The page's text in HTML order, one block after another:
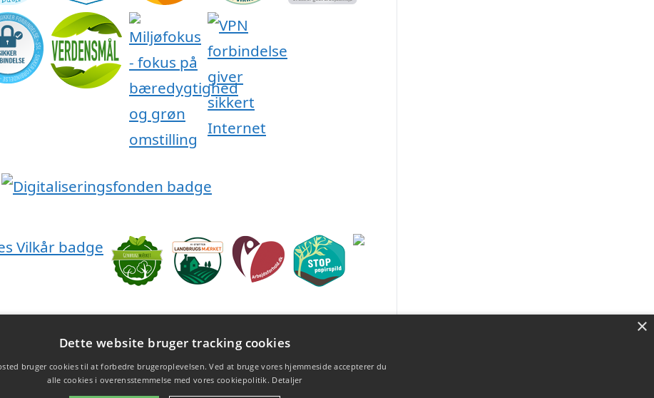
×
Dette website bruger tracking cookies
bruger cookies til at forbedre brugeroplevelsen. Ved at bruge vores hjemmeside accepterer du
alle cookies i overensstemmelse med vores cookiepolitik. Detaljer